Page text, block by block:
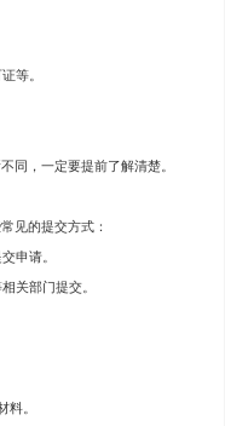
等。
同，一定要提前了解清楚。
见的提交方式：
申请。
关部门提交。
料。